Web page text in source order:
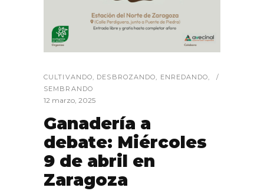
CULTIVANDO, DESBROZANDO, ENREDANDO,
SEMBRANDO
12 marzo, 2025
Ganadería a
debate: Miércoles
9 de abril en
Zaragoza